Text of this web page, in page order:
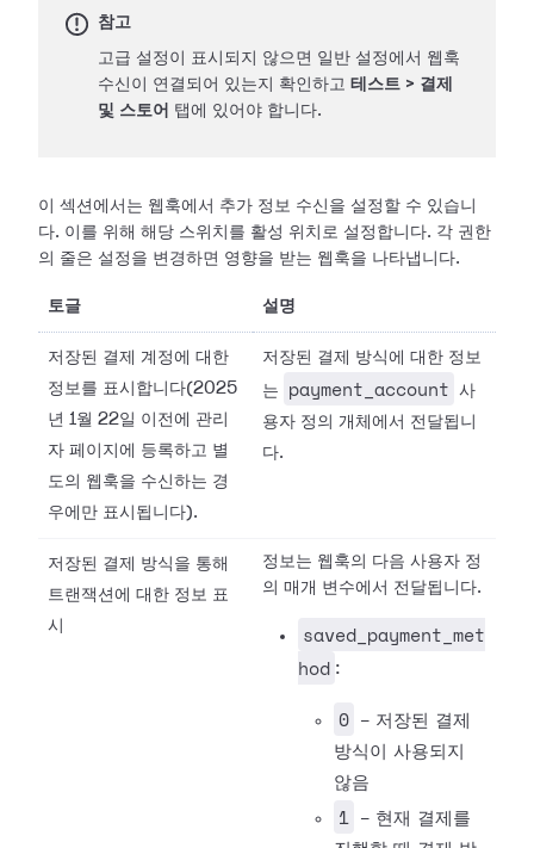
참고
고급 설정이 표시되지 않으면 일반 설정에서 웹훅
수신이 연결되어 있는지 확인하고 테스트 > 결제
및 스토어 탭에 있어야 합니다.
이 섹션에서는 웹훅에서 추가 정보 수신을 설정할 수 있습니
다. 이를 위해 해당 스위치를 활성 위치로 설정합니다. 각 권한
의 줄은 설정을 변경하면 영향을 받는 웹훅을 나타냅니다.
토글 설명
저장된 결제 계정에 대한
정보를 표시합니다(2025
년 1월 22일 이전에 관리
자 페이지에 등록하고 별
도의 웹훅을 수신하는 경
우에만 표시됩니다).
저장된 결제 방식에 대한 정보
는
payment_account
사
용자 정의 개체에서 전달됩니
다.
저장된 결제 방식을 통해
트랜잭션에 대한 정보 표
시
정보는 웹훅의 다음 사용자 정
의 매개 변수에서 전달됩니다.
saved_payment_met
hod :
0
- 저장된 결제
방식이 사용되지
않음
1
- 현재 결제를